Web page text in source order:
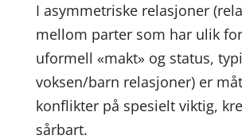
I asymmetriske relasjoner
mellom parter som har ulik
uformell «makt» og status,
voksen/barn relasjoner) er
konflikter på spesielt viktig,
sårbart.